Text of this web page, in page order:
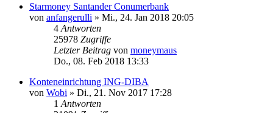
Starmoney Santander Conumerbank
von anfangerulli » Mi., 24. Jan 2018 20:05
4 Antworten
25978 Zugriffe
Letzter Beitrag von moneymaus
Do., 08. Feb 2018 13:33
Konteneinrichtung ING-DIBA
von Wobi » Di., 21. Nov 2017 17:28
1 Antworten